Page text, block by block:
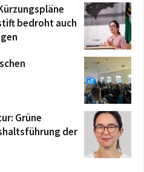
bedroht auch
Grüne
der